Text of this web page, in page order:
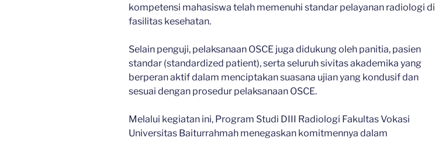
kompetensi mahasiswa telah memenuhi standar pelayanan radiologi di
fasilitas kesehatan.
Selain penguji, pelaksanaan OSCE juga didukung oleh panitia, pasien
standar (standardized patient), serta seluruh sivitas akademika yang
berperan aktif dalam menciptakan suasana ujian yang kondusif dan
sesuai dengan prosedur pelaksanaan OSCE.
Melalui kegiatan ini, Program Studi DIII Radiologi Fakultas Vokasi
Universitas Baiturrahmah menegaskan komitmennya dalam